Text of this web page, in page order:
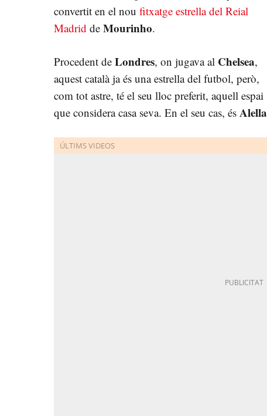
convertit en el nou fitxatge estrella del Reial
Madrid de Mourinho.
Procedent de Londres, on jugava al Chelsea,
aquest català ja és una estrella del futbol, però,
com tot astre, té el seu lloc preferit, aquell espai
que considera casa seva. En el seu cas, és Alella